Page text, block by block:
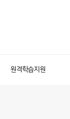
원격학습지원